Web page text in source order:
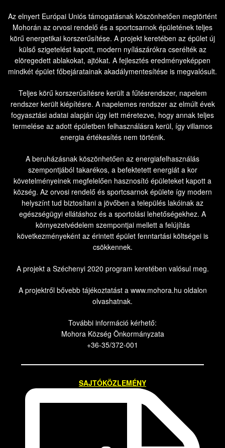
Az elnyert Európai Uniós támogatásnak köszönhetően megtörtént
Mohorán az orvosi rendelő és a sportcsarnok épületének teljes
körű energetikai korszerűsítése. A projekt keretében az épület új
külső szigetelést kapott, modern nyílászárókra cserélték az
elöregedett ablakokat, ajtókat. A fejlesztés eredményeképpen
mindkét épület főbejáratainak akadálymentesítése is megvalósult.
Teljes körű korszerűsítésre került a fűtésrendszer, napelem
rendszer került kiépítésre. A napelemes rendszer az elmúlt évek
fogyasztási adatai alapján úgy lett méretezve, hogy annak teljes
termelése az adott épületben felhasználásra kerül, így villamos
energia értékesítés nem történik.
A beruházásnak köszönhetően az energiafelhasználás
szempontjából takarékos, a befektetett energiát a kor
követelményeinek megfelelően hasznosító épületeket kapott a
község. Az orvosi rendelő és sportcsarnok épülete így modern
helyszínt tud biztosítani a jövőben a település lakóinak az
egészségügyi ellátáshoz és a sportolási lehetőségekhez. A
környezetvédelem szempontjai mellett a felújítás
következményeként az érintett épület fenntartási költségei is
csökkennek.
A projekt a Széchenyi 2020 program keretében valósul meg.
A projektről bővebb tájékoztatást a www.mohora.hu oldalon
olvashatnak.
További információ kérhető:
Mohora Község Önkormányzata
+36-35/372-001
SAJTÓKÖZLEMÉNY